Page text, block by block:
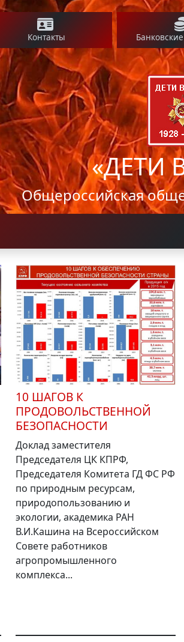
Контакты
«ДЕТИ
Общероссийская
10 ШАГОВ К
ПРОДОВОЛЬСТВЕННОЙ
БЕЗОПАСНОСТИ
Доклад заместителя
Председателя ЦК КПРФ,
Председателя Комитета ГД ФС РФ
по природным ресурсам,
природопользованию и
экологии, академика РАН
В.И.Кашина на Всероссийском
Совете работников
агропромышленного
комплекса...